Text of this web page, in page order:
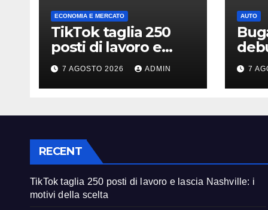
ECONOMIA E MERCATO
TikTok taglia 250
posti di lavoro e
lascia Nashville: i
motivi della scelta
7 AGOSTO 2026 ADMIN
AUTO
7
RECENT
TikTok taglia 250 posti di lavoro e lascia Nashville: i
motivi della scelta